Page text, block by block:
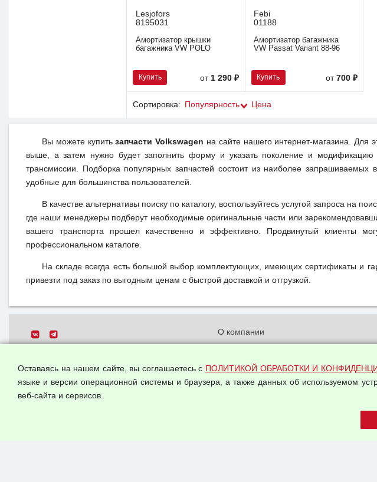
Lesjofors
8195031
Амортизатор крышки
багажника VW POLO
Купить от 1 290 ₽
Febi
01188
Амортизатор багажника
VW Passat Variant 88-96
Купить от 700 ₽
Сортировка: Популярность Цена
Вы можете купитьзапчасти Volkswagen на сайте нашего интернет-магазина. Для
выше, а затем нужно будет заполнить форму и указать поколение и
трансмиссии. Подборка популярных запчастей состоит из наиболее запрашиваемых
удобные для большинства пользователей.
В качестве альтернативы поиску по каталогу, воспользуйтесь услугой запроса на
где наши менеджеры подберут необходимые оригинальные части или
вашего транспорта прошел качественно и эффективно. Продвинутый клиенты
профессиональном каталоге.
На складе всегда есть большой выбор комплектующих, имеющих сертификаты и
привезти под заказ по выгодным ценам с быстрой доставкой и отгрузкой.
Все права защищены.
О компании
данных
Оставаясь на нашем сайте, вы соглашаетесь с ПОЛИТИКОЙ ОБРАБОТКИ И
языке и версии операционной системы и браузера, а также данных об используемом
веб-сайта и сервисов.